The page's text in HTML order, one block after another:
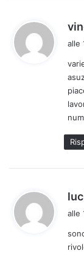
alle
alle